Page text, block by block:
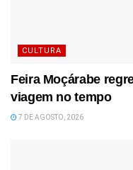
CULTURA
Feira Moçárabe
viagem no tempo
7 DE AGOSTO, 2026